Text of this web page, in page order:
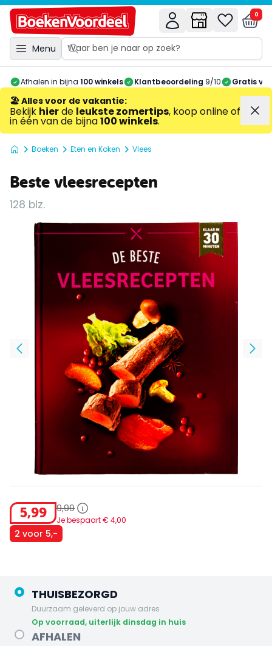
Menu
0
Afhalen in bijna 100 winkels Klantbeoordeling 9/10 Gratis
🏖️ Alles voor de vakantie:
Bekijk hierde leukste zomertips, koop online of
in één van de bijna100 winkels.
Boeken Eten en Koken Vlees
Beste vleesrecepten
128 blz.
5,99 9,99
Je bespaart € 4,00
2 voor 5,-
THUISBEZORGD
Duurzaam geleverd op jouw adres
op voorraad, uiterlijk dinsdag in huis
AFHALEN